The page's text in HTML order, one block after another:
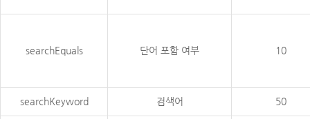
searchEquals 단어 포함 여부 10
searchKeyword 검색어 50